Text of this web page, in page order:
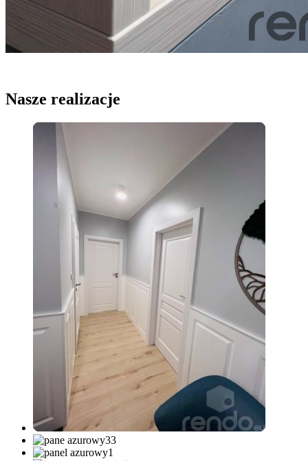
Nasze realizacje